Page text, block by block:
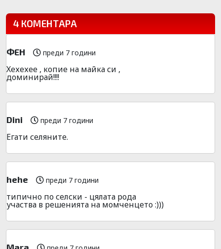
4 КОМЕНТАРА
ФЕН преди 7 години
Хехехее , копие на майка си ,
доминирай!!!!
Dini преди 7 години
Егати селяните.
hehe преди 7 години
типично по селски - цялата рода
участва в решенията на момченцето :)))